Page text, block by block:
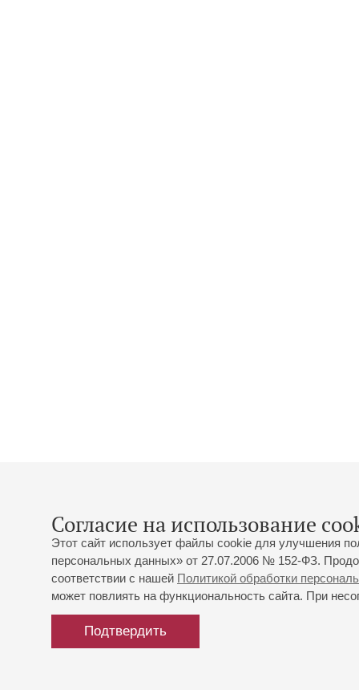
Согласие на использование
Этот сайт использует файлы cookie для улучшения
персональных данных» от 27.07.2006 № 152-ФЗ.
соответствии с нашей Политикой обработки
может повлиять на функциональность сайта. При
Подтвердить